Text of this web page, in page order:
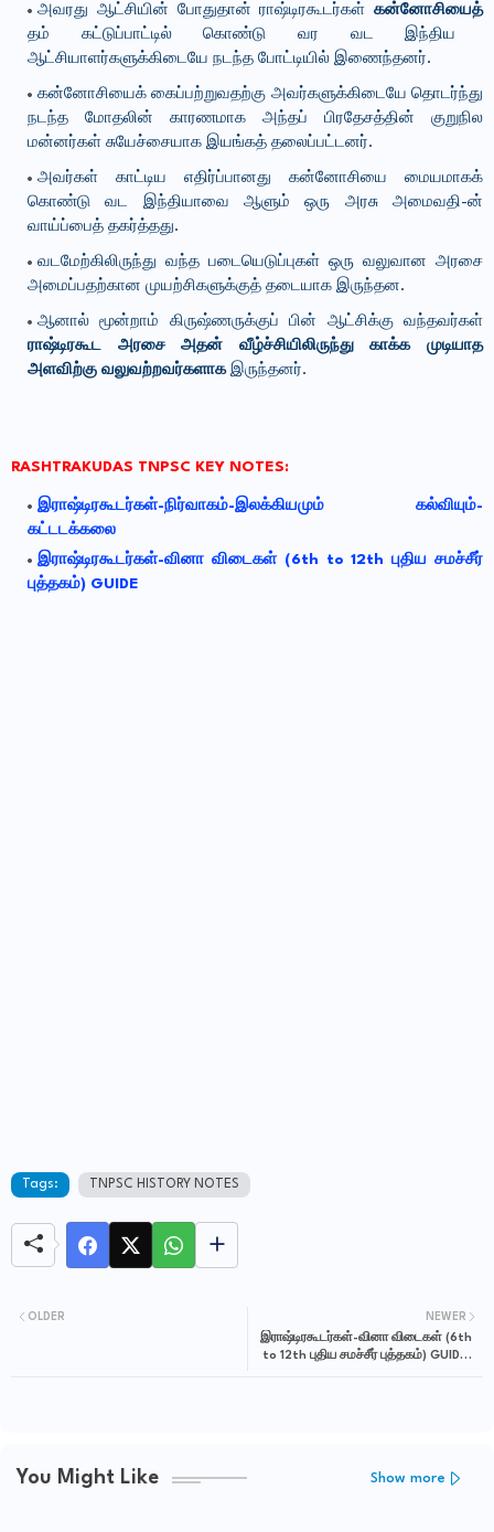
அவரது ஆட்சியின் போதுதான் ராஷ்டிரகூடர்கள் கன்னோசியைத்
தம் கட்டுப்பாட்டில் கொண்டு வர வட இந்திய
ஆட்சியாளர்களுக்கிடையே நடந்த போட்டியில் இணைந்தனர்.
கன்னோசியைக் கைப்பற்றுவதற்கு அவர்களுக்கிடையே தொடர்ந்து
நடந்த மோதலின் காரணமாக அந்தப் பிரதேசத்தின் குறுநில
மன்னர்கள் சுயேச்சையாக இயங்கத் தலைப்பட்டனர்.
அவர்கள் காட்டிய எதிர்ப்பானது கன்னோசியை மையமாகக்
கொண்டு வட இந்தியாவை ஆளும் ஒரு அரசு அமைவதி-ன்
வாய்ப்பைத் தகர்த்தது.
வடமேற்கிலிருந்து வந்த படையெடுப்புகள் ஒரு வலுவான அரசை
அமைப்பதற்கான முயற்சிகளுக்குத் தடையாக இருந்தன.
ஆனால் மூன்றாம் கிருஷ்ணருக்குப் பின் ஆட்சிக்கு வந்தவர்கள்
ராஷ்டிரகூட அரசை அதன் வீழ்ச்சியிலிருந்து காக்க முடியாத
அளவிற்கு வலுவற்றவர்களாகஇருந்தனர்.
RASHTRAKUDAS TNPSC KEY NOTES:
இராஷ்டிரகூடர்கள்-நிர்வாகம்-இலக்கியமும் கல்வியும்-
கட்டடக்கலை
இராஷ்டிரகூடர்கள்-வினா விடைகள் (6th to 12th புதிய சமச்சீர்
புத்தகம்) GUIDE
Tags: TNPSC HISTORY NOTES
NEWER
இராஷ்டிரகூடர்கள்-வினா விடைகள் (6th
to 12th புதிய சமச்சீர் புத்தகம்) GUIDE-
OLDER
You Might Like Show more